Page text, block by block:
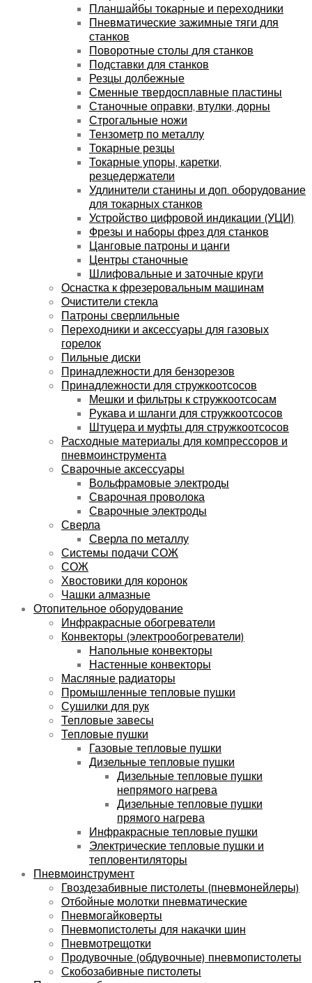
Планшайбы токарные и переходники
Пневматические зажимные тяги для
станков
Поворотные столы для станков
Подставки для станков
Резцы долбежные
Сменные твердосплавные пластины
Станочные оправки, втулки, дорны
Строгальные ножи
Тензометр по металлу
Токарные резцы
Токарные упоры, каретки,
резцедержатели
Удлинители станины и доп. оборудование
для токарных станков
Устройство цифровой индикации (УЦИ)
Фрезы и наборы фрез для станков
Цанговые патроны и цанги
Центры станочные
Шлифовальные и заточные круги
Оснастка к фрезеровальным машинам
Очистители стекла
Патроны сверлильные
Переходники и аксессуары для газовых
горелок
Пильные диски
Принадлежности для бензорезов
Принадлежности для стружкоотсосов
Мешки и фильтры к стружкоотсосам
Рукава и шланги для стружкоотсосов
Штуцера и муфты для стружкоотсосов
Расходные материалы для компрессоров и
пневмоинструмента
Сварочные аксессуары
Вольфрамовые электроды
Сварочная проволока
Сварочные электроды
Сверла
Сверла по металлу
Системы подачи СОЖ
СОЖ
Хвостовики для коронок
Чашки алмазные
Отопительное оборудование
Инфракрасные обогреватели
Конвекторы (электрообогреватели)
Напольные конвекторы
Настенные конвекторы
Масляные радиаторы
Промышленные тепловые пушки
Сушилки для рук
Тепловые завесы
Тепловые пушки
Газовые тепловые пушки
Дизельные тепловые пушки
Дизельные тепловые пушки
непрямого нагрева
Дизельные тепловые пушки
прямого нагрева
Инфракрасные тепловые пушки
Электрические тепловые пушки и
тепловентиляторы
Пневмоинструмент
Гвоздезабивные пистолеты (пневмонейлеры)
Отбойные молотки пневматические
Пневмогайковерты
Пневмопистолеты для накачки шин
Пневмотрещотки
Продувочные (обдувочные) пневмопистолеты
Скобозабивные пистолеты